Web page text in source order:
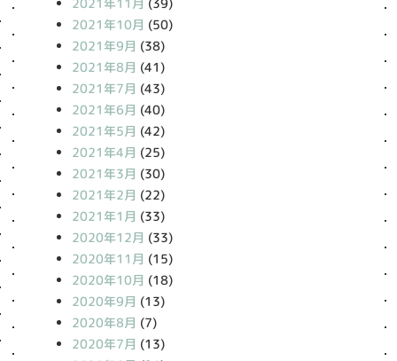
2021年10月 (50)
2021年9月 (38)
2021年8月 (41)
2021年7月 (43)
2021年6月 (40)
2021年5月 (42)
2021年4月 (25)
2021年3月 (30)
2021年2月 (22)
2021年1月 (33)
2020年12月 (33)
2020年11月 (15)
2020年10月 (18)
2020年9月 (13)
2020年8月 (7)
2020年7月 (13)